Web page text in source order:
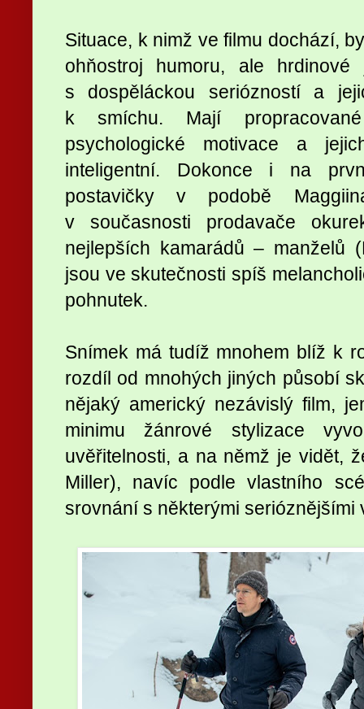
Situace, k nimž ve filmu dochází,
ohňostroj humoru, ale
s dospěláckou seriózností a
k smíchu. Mají
psychologické motivace a
inteligentní. Dokonce i na
postavičky v podobě
v současnosti prodavače
nejlepších kamarádů – manželů
jsou ve skutečnosti spíš
pohnutek.
Snímek má tudíž mnohem blíž k
rozdíl od mnohých jiných působí
nějaký americký nezávislý film,
minimu žánrové stylizace
uvěřitelnosti, a na němž je vidět,
Miller), navíc podle vlastního
srovnání s některými serióznějšími